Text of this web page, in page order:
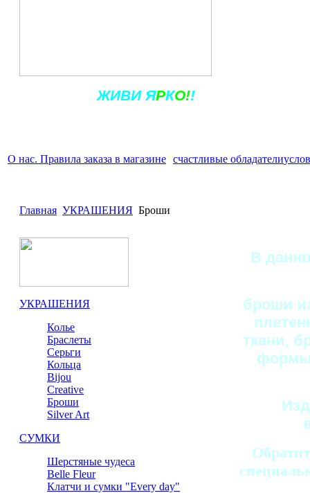
ЖИВИ ЯРКО!!
О нас. Правила заказа в магазине счастливые обладатели
Главная УКРАШЕНИЯ Броши
УКРАШЕНИЯ
Колье
Браслеты
Серьги
Кольца
Bijou
Сreative
Броши
Silver Art
СУМКИ
Шерстяные чудеса
Belle Fleur
Клатчи и сумки "Every day"
В
броши
ткани,